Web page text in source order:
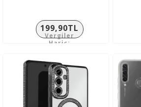
199,90TL
Vergiler
Hariç: